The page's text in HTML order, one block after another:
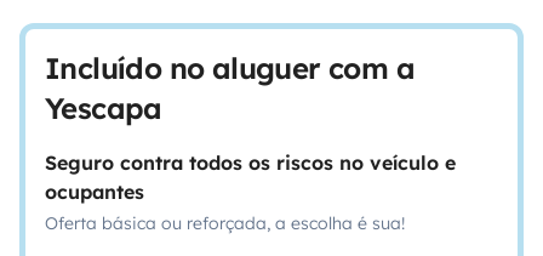
Incluído no aluguer com a
Yescapa
Seguro contra todos os riscos no veículo e
ocupantes
Oferta básica ou reforçada, a escolha é sua!